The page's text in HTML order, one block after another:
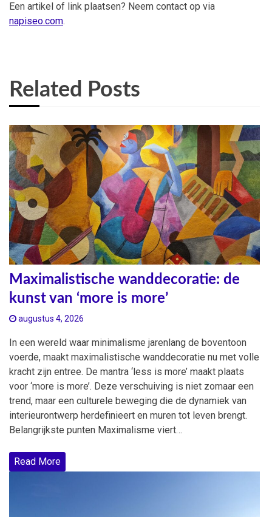
Een artikel of link plaatsen? Neem contact op via
napiseo.com.
Related Posts
Maximalistische wanddecoratie: de
kunst van ‘more is more’
augustus 4, 2026
In een wereld waar minimalisme jarenlang de boventoon
voerde, maakt maximalistische wanddecoratie nu met volle
kracht zijn entree. De mantra ‘less is more’ maakt plaats
voor ‘more is more’. Deze verschuiving is niet zomaar een
trend, maar een culturele beweging die de dynamiek van
interieurontwerp herdefinieert en muren tot leven brengt.
Belangrijkste punten Maximalisme viert…
Read More